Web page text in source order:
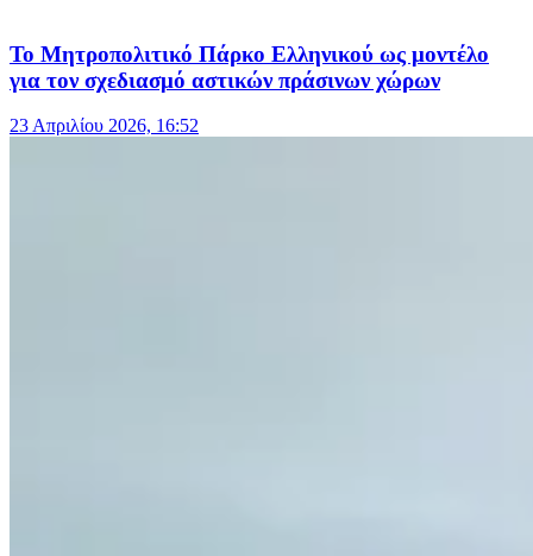
Το Μητροπολιτικό Πάρκο Ελληνικού ως μοντέλο
για τον σχεδιασμό αστικών πράσινων χώρων
23 Απριλίου 2026, 16:52